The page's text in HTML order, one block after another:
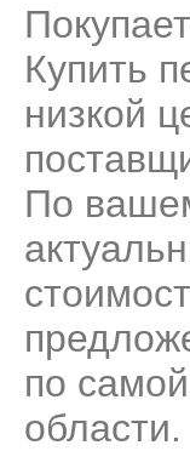
Купить
низкой
По
по
области.